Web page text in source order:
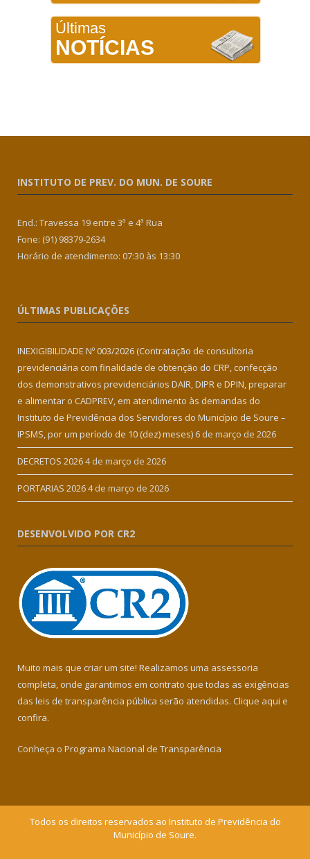
Últimas
NOTÍCIAS
INSTITUTO DE PREV. DO MUN. DE SOURE
End.: Travessa 19 entre 3ª e 4ª Rua
Fone: (91) 98379-2634
Horário de atendimento: 07:30 às 13:30
ÚLTIMAS PUBLICAÇÕES
INEXIGIBILIDADE Nº 003/2026 (Contratação de consultoria
previdenciária com finalidade de obtenção do CRP, confecção
dos demonstrativos previdenciários DAIR, DIPR e DPIN, preparar
e alimentar o CADPREV, em atendimento às demandas do
Instituto de Previdência dos Servidores do Município de Soure –
IPSMS, por um período de 10 (dez) meses) 6 de março de 2026
DECRETOS 20264 de março de 2026
PORTARIAS 20264 de março de 2026
DESENVOLVIDO POR CR2
Muito mais que criar um site! Realizamos uma assessoria
completa, onde garantimos em contrato que todas as exigências
das leis de transparência pública serão atendidas. Clique aqui e
confira.
Conheça o Programa Nacional de Transparência
Todos os direitos reservados ao Instituto de Previdência do
Município de Soure.